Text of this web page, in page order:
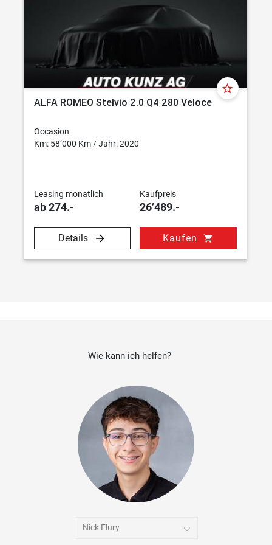
star_border
ALFA ROMEO Stelvio 2.0 Q4 280 Veloce
Occasion
Km: 58’000 Km / Jahr: 2020
Leasing monatlich
ab 274.-
Kaufpreis
26’489.-
Details Kaufen shopping_cart
Wie kann ich helfen?
Nick Flury